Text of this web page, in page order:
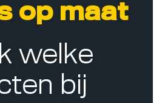
op maat
welke
bij